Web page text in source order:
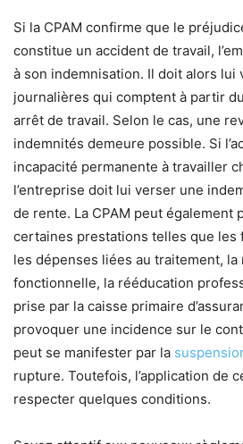
Si la CPAM confirme que le
constitue un accident de travail,
à son indemnisation. Il doit alors lui
journalières qui comptent à partir
arrêt de travail. Selon le cas, une
indemnités demeure possible. Si
incapacité permanente à travailler
l’entreprise doit lui verser une
de rente. La CPAM peut également
certaines prestations telles que les
les dépenses liées au traitement, la
fonctionnelle, la rééducation
prise par la caisse primaire
provoquer une incidence sur le
peut se manifester par la
rupture. Toutefois, l’application de
respecter quelques conditions.